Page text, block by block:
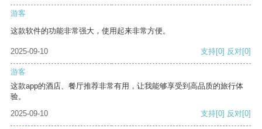
游客
这款软件的功能非常强大，使用起来非常方便。
2025-09-10 支持[0] 反对[0]
游客
这款app的酒店、餐厅推荐非常有用，让我能够享受到高品质的旅行体
验。
2025-09-10
支持[0] 反对[0]